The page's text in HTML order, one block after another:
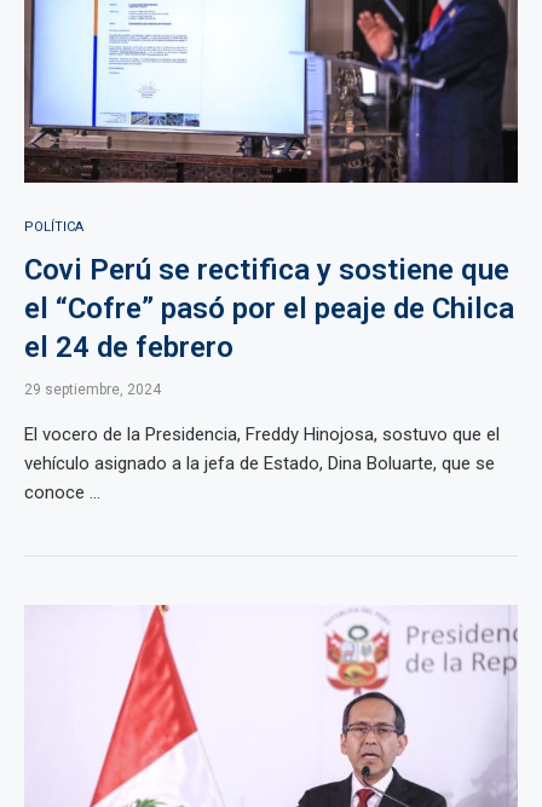
POLÍTICA
Covi Perú se rectifica y sostiene que
el “Cofre” pasó por el peaje de Chilca
el 24 de febrero
29 septiembre, 2024
El vocero de la Presidencia, Freddy Hinojosa, sostuvo que el
vehículo asignado a la jefa de Estado, Dina Boluarte, que se
conoce ...